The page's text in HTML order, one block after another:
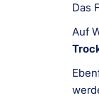
Das
Auf